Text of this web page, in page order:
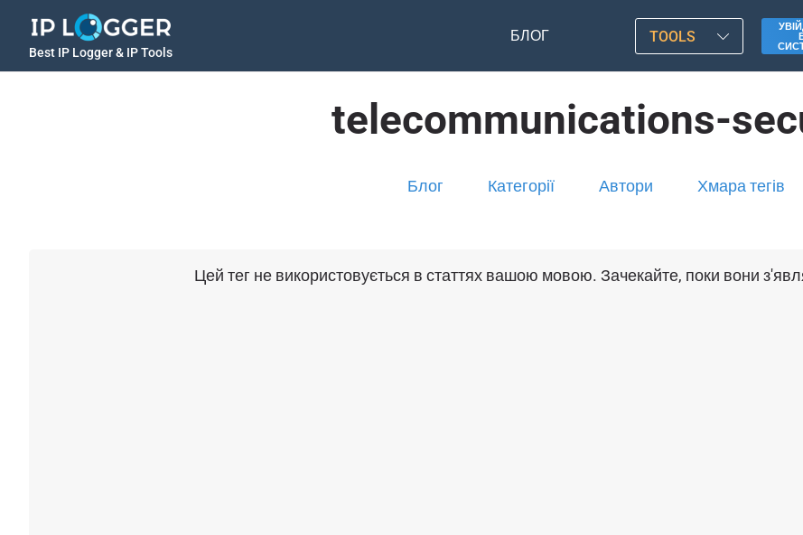
Best IP Logger & IP Tools
БЛОГ TOOLS
telecommunications-
Блог Категорії Автори Хмара тегів